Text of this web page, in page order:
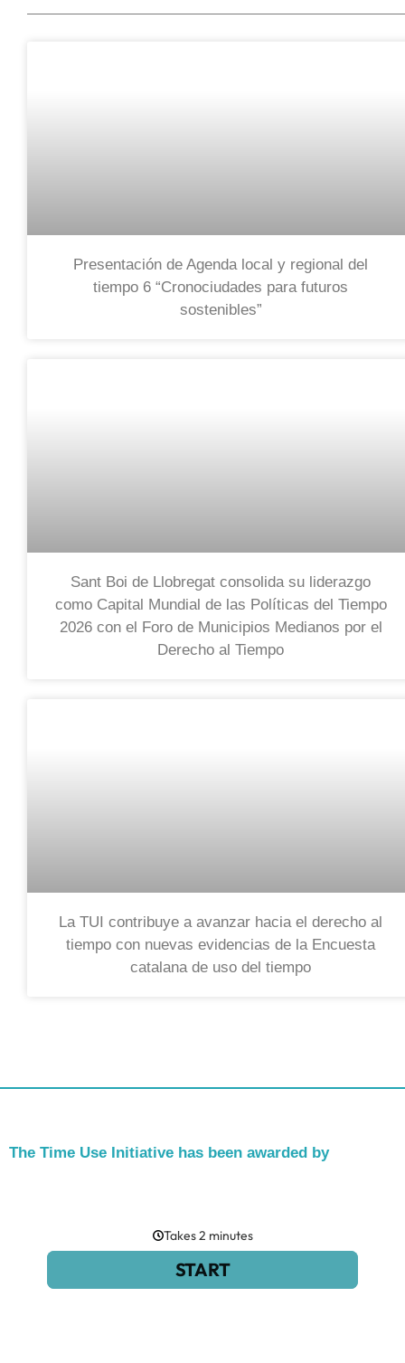
Presentación de Agenda local y regional del
tiempo 6 “Cronociudades para futuros
sostenibles”
Sant Boi de Llobregat consolida su liderazgo
como Capital Mundial de las Políticas del Tiempo
2026 con el Foro de Municipios Medianos por el
Derecho al Tiempo
La TUI contribuye a avanzar hacia el derecho al
tiempo con nuevas evidencias de la Encuesta
catalana de uso del tiempo
The Time Use Initiative has been awarded by